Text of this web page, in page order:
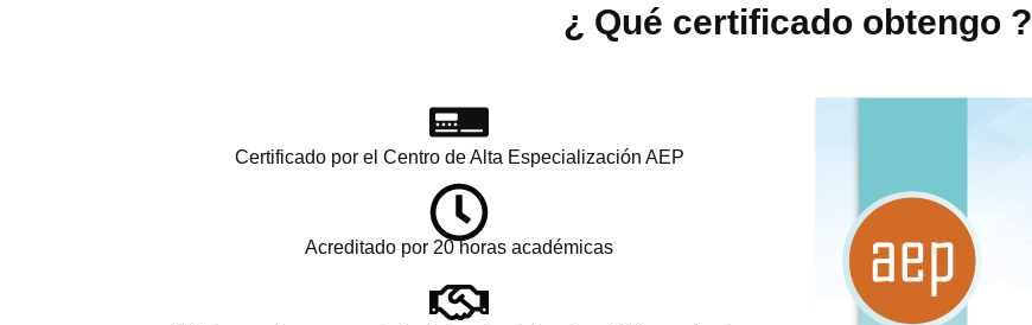
¿ Qué certificado obtengo ?
Certificado por el Centro de Alta Especialización AEP
Acreditado por 20 horas académicas